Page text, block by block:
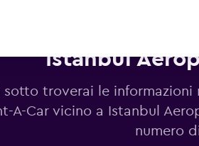
Istanbul
sotto troverai le
A-Car vicino a Istanbul
numero